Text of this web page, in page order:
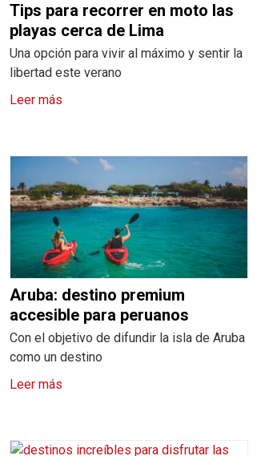
Tips para recorrer en moto las
playas cerca de Lima
Una opción para vivir al máximo y sentir la
libertad este verano
Leer más
Aruba: destino premium
accesible para peruanos
Con el objetivo de difundir la isla de Aruba
como un destino
Leer más